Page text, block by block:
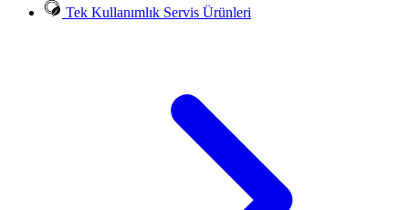
Tek Kullanımlık Servis Ürünleri